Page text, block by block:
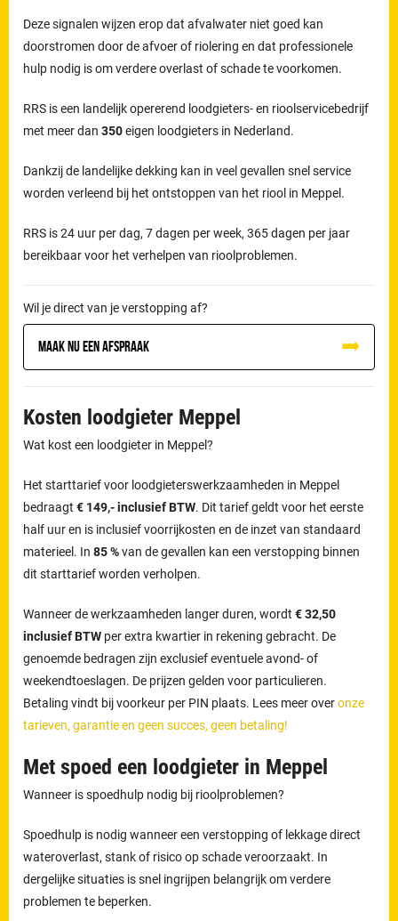
Deze signalen wijzen erop dat afvalwater niet goed kan
doorstromen door de afvoer of riolering en dat professionele
hulp nodig is om verdere overlast of schade te voorkomen.
RRS is een landelijk opererend loodgieters- en rioolservicebedrijf
met meer dan350eigen loodgieters in Nederland.
Dankzij de landelijke dekking kan in veel gevallen snel service
worden verleend bij het ontstoppen van het riool in Meppel.
RRS is 24 uur per dag, 7 dagen per week, 365 dagen per jaar
bereikbaar voor het verhelpen van rioolproblemen.
Wil je direct van je verstopping af?
Maak nu een afspraak
Kosten loodgieter Meppel
Wat kost een loodgieter in Meppel?
Het starttarief voor loodgieterswerkzaamheden in Meppel
bedraagt€ 149,- inclusief BTW. Dit tarief geldt voor het eerste
half uur en is inclusief voorrijkosten en de inzet van standaard
materieel. In85 %van de gevallen kan een verstopping binnen
dit starttarief worden verholpen.
Wanneer de werkzaamheden langer duren, wordt€ 32,50
inclusief BTW per extra kwartier in rekening gebracht. De
genoemde bedragen zijn exclusief eventuele avond- of
weekendtoeslagen. De prijzen gelden voor particulieren.
Betaling vindt bij voorkeur per PIN plaats. Lees meer overonze
tarieven, garantie en geen succes, geen betaling!
Met spoed een loodgieter in Meppel
Wanneer is spoedhulp nodig bij rioolproblemen?
Spoedhulp is nodig wanneer een verstopping of lekkage direct
wateroverlast, stank of risico op schade veroorzaakt. In
dergelijke situaties is snel ingrijpen belangrijk om verdere
problemen te beperken.